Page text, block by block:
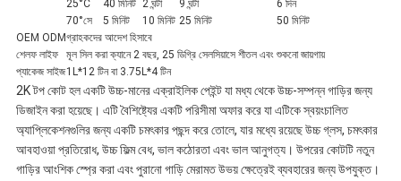
25°C
40 মিনিট 2 ঘন্টা 9 ঘন্টা
6 দিন
70°সে
5 মিনিট 10 মিনিট 25 মিনিট
50 মিনিট
OEM ODMগ্রাহকদের আদেশ হিসাবে
শেলফ লাইফ
মূল সিল করা ক্যানে 2 বছর, 25 ডিগ্রি সেলসিয়াসে শীতল এবং শুকনো জায়গায়
প্যাকেজ সাইজ1L*12 টিন বা 3.75L*4 টিন
2K টপ কোট হল একটি উচ্চ-মানের এক্রাইলিক পেইন্ট যা মধ্য থেকে উচ্চ-সম্পন্ন গাড়ির জন্য
ডিজাইন করা হয়েছে। এটি বৈশিষ্ট্যের একটি পরিসীমা অফার করে যা এটিকে স্বয়ংচালিত
অ্যাপ্লিকেশনগুলির জন্য একটি চমৎকার পছন্দ করে তোলে, যার মধ্যে রয়েছে উচ্চ গ্লস, চমৎকার
আবহাওয়া প্রতিরোধ, উচ্চ ফিল্ম বেধ, ভাল কঠোরতা এবং ভাল আনুগত্য। উপরের কোটটি নতুন
গাড়ির আংশিক স্প্রে করা এবং পুরানো গাড়ি মেরামত উভয় ক্ষেত্রেই ব্যবহারের জন্য উপযুক্ত।